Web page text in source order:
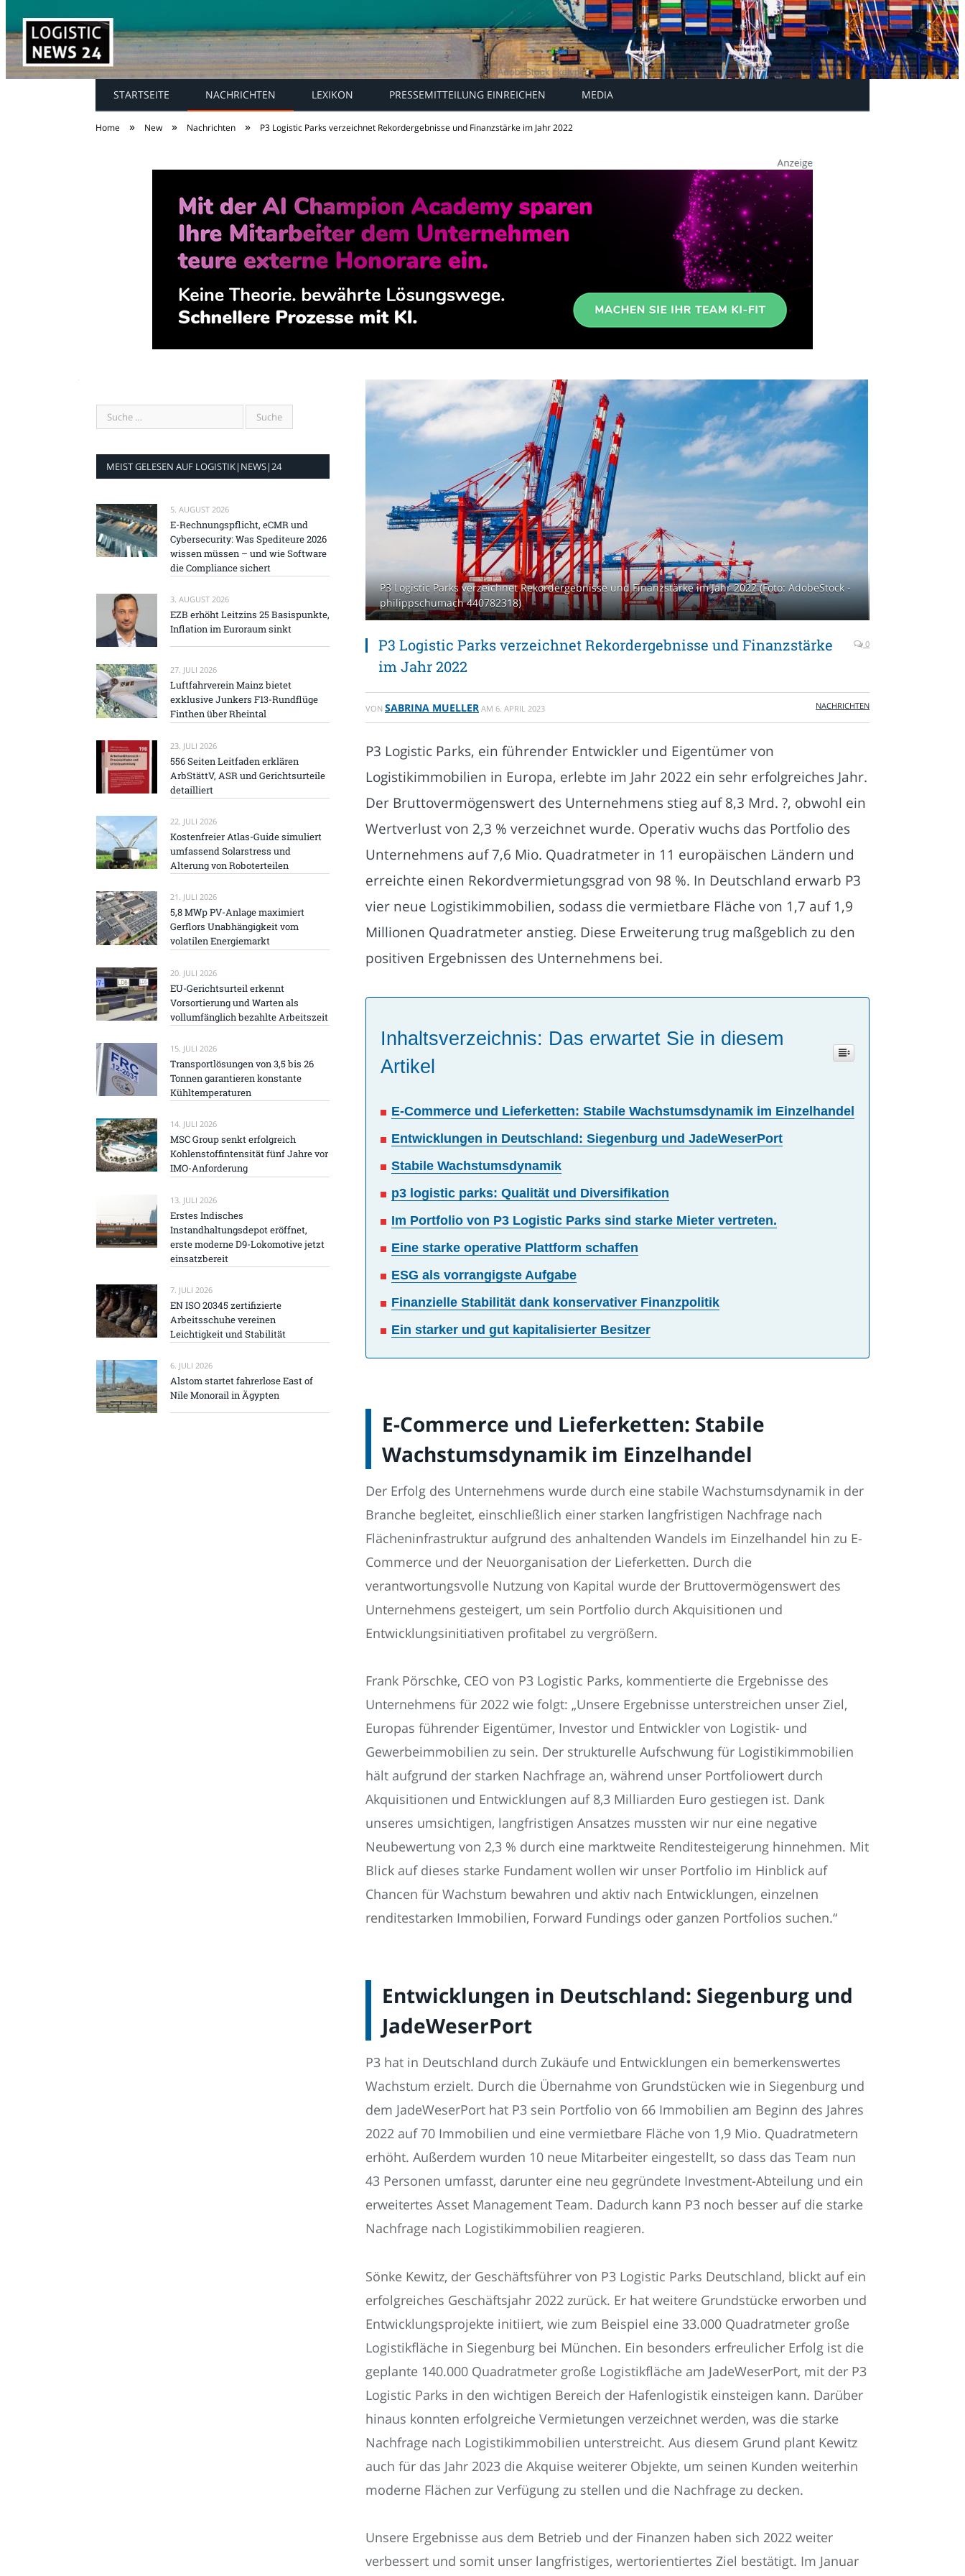
STARTSEITE NACHRICHTEN LEXIKON PRESSEMITTEILUNG EINREICHEN MEDIA
Home » New » Nachrichten » P3 Logistic Parks verzeichnet Rekordergebnisse und Finanzstärke im Jahr 2022
P3 Logistic Parks verzeichnet Rekordergebnisse und Finanzstärke im Jahr 2022 (Foto: AdobeStock -
philippschumach 440782318)
P3 Logistic Parks verzeichnet Rekordergebnisse und Finanzstärke
im Jahr 2022
0
VON SABRINA MUELLER AM 6. APRIL 2023 NACHRICHTEN
P3 Logistic Parks, ein führender Entwickler und Eigentümer von
Logistikimmobilien in Europa, erlebte im Jahr 2022 ein sehr erfolgreiches Jahr.
Der Bruttovermögenswert des Unternehmens stieg auf 8,3 Mrd. ?, obwohl ein
Wertverlust von 2,3 % verzeichnet wurde. Operativ wuchs das Portfolio des
Unternehmens auf 7,6 Mio. Quadratmeter in 11 europäischen Ländern und
erreichte einen Rekordvermietungsgrad von 98 %. In Deutschland erwarb P3
vier neue Logistikimmobilien, sodass die vermietbare Fläche von 1,7 auf 1,9
Millionen Quadratmeter anstieg. Diese Erweiterung trug maßgeblich zu den
positiven Ergebnissen des Unternehmens bei.
Inhaltsverzeichnis: Das erwartet Sie in diesem
Artikel
E-Commerce und Lieferketten: Stabile Wachstumsdynamik im Einzelhandel
Entwicklungen in Deutschland: Siegenburg und JadeWeserPort
Stabile Wachstumsdynamik
p3 logistic parks: Qualität und Diversifikation
Im Portfolio von P3 Logistic Parks sind starke Mieter vertreten.
Eine starke operative Plattform schaffen
ESG als vorrangigste Aufgabe
Finanzielle Stabilität dank konservativer Finanzpolitik
Ein starker und gut kapitalisierter Besitzer
E-Commerce und Lieferketten: Stabile
Wachstumsdynamik im Einzelhandel
Der Erfolg des Unternehmens wurde durch eine stabile Wachstumsdynamik in der
Branche begleitet, einschließlich einer starken langfristigen Nachfrage nach
Flächeninfrastruktur aufgrund des anhaltenden Wandels im Einzelhandel hin zu E-
Commerce und der Neuorganisation der Lieferketten. Durch die
verantwortungsvolle Nutzung von Kapital wurde der Bruttovermögenswert des
Unternehmens gesteigert, um sein Portfolio durch Akquisitionen und
Entwicklungsinitiativen profitabel zu vergrößern.
Frank Pörschke, CEO von P3 Logistic Parks, kommentierte die Ergebnisse des
Unternehmens für 2022 wie folgt: „Unsere Ergebnisse unterstreichen unser Ziel,
Europas führender Eigentümer, Investor und Entwickler von Logistik- und
Gewerbeimmobilien zu sein. Der strukturelle Aufschwung für Logistikimmobilien
hält aufgrund der starken Nachfrage an, während unser Portfoliowert durch
Akquisitionen und Entwicklungen auf 8,3 Milliarden Euro gestiegen ist. Dank
unseres umsichtigen, langfristigen Ansatzes mussten wir nur eine negative
Neubewertung von 2,3 % durch eine marktweite Renditesteigerung hinnehmen. Mit
Blick auf dieses starke Fundament wollen wir unser Portfolio im Hinblick auf
Chancen für Wachstum bewahren und aktiv nach Entwicklungen, einzelnen
renditestarken Immobilien, Forward Fundings oder ganzen Portfolios suchen.“
Entwicklungen in Deutschland: Siegenburg und
JadeWeserPort
P3 hat in Deutschland durch Zukäufe und Entwicklungen ein bemerkenswertes
Wachstum erzielt. Durch die Übernahme von Grundstücken wie in Siegenburg und
dem JadeWeserPort hat P3 sein Portfolio von 66 Immobilien am Beginn des Jahres
2022 auf 70 Immobilien und eine vermietbare Fläche von 1,9 Mio. Quadratmetern
erhöht. Außerdem wurden 10 neue Mitarbeiter eingestellt, so dass das Team nun
43 Personen umfasst, darunter eine neu gegründete Investment-Abteilung und ein
erweitertes Asset Management Team. Dadurch kann P3 noch besser auf die starke
Nachfrage nach Logistikimmobilien reagieren.
Sönke Kewitz, der Geschäftsführer von P3 Logistic Parks Deutschland, blickt auf ein
erfolgreiches Geschäftsjahr 2022 zurück. Er hat weitere Grundstücke erworben und
Entwicklungsprojekte initiiert, wie zum Beispiel eine 33.000 Quadratmeter große
Logistikfläche in Siegenburg bei München. Ein besonders erfreulicher Erfolg ist die
geplante 140.000 Quadratmeter große Logistikfläche am JadeWeserPort, mit der P3
Logistic Parks in den wichtigen Bereich der Hafenlogistik einsteigen kann. Darüber
hinaus konnten erfolgreiche Vermietungen verzeichnet werden, was die starke
Nachfrage nach Logistikimmobilien unterstreicht. Aus diesem Grund plant Kewitz
auch für das Jahr 2023 die Akquise weiterer Objekte, um seinen Kunden weiterhin
moderne Flächen zur Verfügung zu stellen und die Nachfrage zu decken.
Unsere Ergebnisse aus dem Betrieb und der Finanzen haben sich 2022 weiter
verbessert und somit unser langfristiges, wertorientiertes Ziel bestätigt. Im Januar
MEIST GELESEN AUF LOGISTIK|NEWS|24
5. AUGUST 2026
E-Rechnungspflicht, eCMR und
Cybersecurity: Was Spediteure 2026
wissen müssen – und wie Software
die Compliance sichert
3. AUGUST 2026
EZB erhöht Leitzins 25 Basispunkte,
Inflation im Euroraum sinkt
27. JULI 2026
Luftfahrverein Mainz bietet
exklusive Junkers F13-Rundflüge
Finthen über Rheintal
23. JULI 2026
556 Seiten Leitfaden erklären
ArbStättV, ASR und Gerichtsurteile
detailliert
22. JULI 2026
Kostenfreier Atlas-Guide simuliert
umfassend Solarstress und
Alterung von Roboterteilen
21. JULI 2026
5,8 MWp PV-Anlage maximiert
Gerflors Unabhängigkeit vom
volatilen Energiemarkt
20. JULI 2026
EU-Gerichtsurteil erkennt
Vorsortierung und Warten als
vollumfänglich bezahlte Arbeitszeit
15. JULI 2026
Transportlösungen von 3,5 bis 26
Tonnen garantieren konstante
Kühltemperaturen
14. JULI 2026
MSC Group senkt erfolgreich
Kohlenstoffintensität fünf Jahre vor
IMO-Anforderung
13. JULI 2026
Erstes Indisches
Instandhaltungsdepot eröffnet,
erste moderne D9-Lokomotive jetzt
einsatzbereit
7. JULI 2026
EN ISO 20345 zertifizierte
Arbeitsschuhe vereinen
Leichtigkeit und Stabilität
6. JULI 2026
Alstom startet fahrerlose East of
Nile Monorail in Ägypten